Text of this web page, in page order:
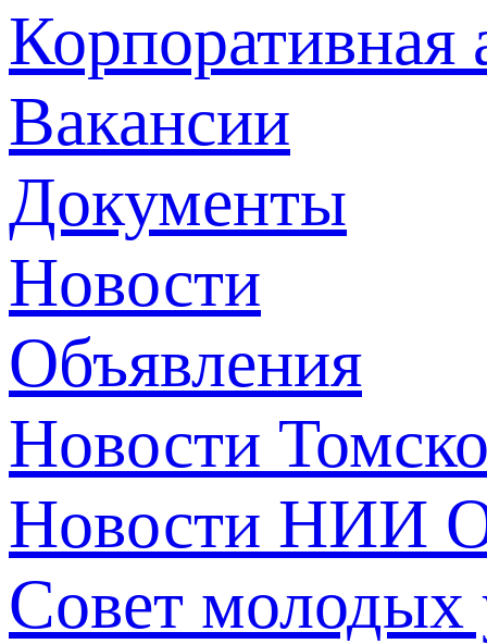
Корпоративная
Вакансии
Документы
Новости
Объявления
Новости
Новости НИИ
Совет молодых